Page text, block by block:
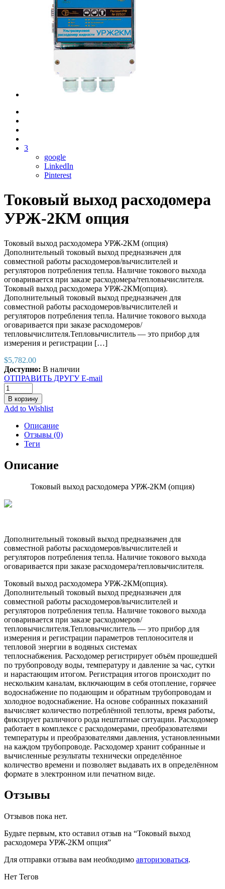
3
google
LinkedIn
Pinterest
Токовый выход расходомера
УРЖ-2КМ опция
Токовый выход расходомера УРЖ-2КМ (опция)
Дополнительный токовый выход предназначен для
совместной работы расходомеров/вычислителей и
регуляторов потребления тепла. Наличие токового выхода
оговаривается при заказе расходомера/тепловычислителя.
Токовый выход расходомера УРЖ-2КМ(опция).
Дополнительный токовый выход предназначен для
совместной работы расходомеров/вычислителей и
регуляторов потребления тепла. Наличие токового выхода
оговаривается при заказе расходомеров/
тепловычислителя.Тепловычислитель — это прибор для
измерения и регистрации […]
$5,782.00
Доступно: В наличии
ОТПРАВИТЬ ДРУГУ E-mail
В корзину
Add to Wishlist
Описание
Отзывы (0)
Теги
Описание
Токовый выход расходомера УРЖ-2КМ (опция)
Дополнительный токовый выход предназначен для
совместной работы расходомеров/вычислителей и
регуляторов потребления тепла. Наличие токового выхода
оговаривается при заказе расходомера/тепловычислителя.
Токовый выход расходомера УРЖ-2КМ(опция).
Дополнительный токовый выход предназначен для
совместной работы расходомеров/вычислителей и
регуляторов потребления тепла. Наличие токового выхода
оговаривается при заказе расходомеров/
тепловычислителя.Тепловычислитель — это прибор для
измерения и регистрации параметров теплоносителя и
тепловой энергии в водяных системах
теплоснабжения. Расходомер регистрирует объём прошедшей
по трубопроводу воды, температуру и давление за час, сутки
и нарастающим итогом. Регистрация итогов происходит по
нескольким каналам, включающим в себя отопление, горячее
водоснабжение по подающим и обратным трубопроводам и
холодное водоснабжение. На основе собранных показаний
вычисляет количество потреблённой теплоты, время работы,
фиксирует различного рода нештатные ситуации. Расходомер
работает в комплексе с расходомерами, преобразователями
температуры и преобразователями давления, установленными
на каждом трубопроводе. Расходомер хранит собранные и
вычисленные результаты технически определённое
количество времени и позволяет выдавать их в определённом
формате в электронном или печатном виде.
Отзывы
Отзывов пока нет.
Будьте первым, кто оставил отзыв на “Токовый выход
расходомера УРЖ-2КМ опция”
Для отправки отзыва вам необходимо авторизоваться.
Нет Тегов